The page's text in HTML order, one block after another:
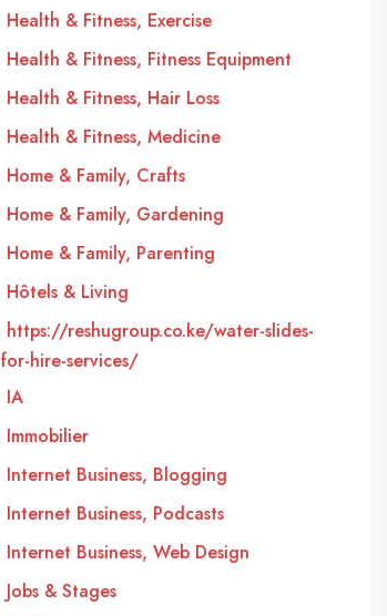
Health & Fitness, Exercise
Health & Fitness, Fitness Equipment
Health & Fitness, Hair Loss
Health & Fitness, Medicine
Home & Family, Crafts
Home & Family, Gardening
Home & Family, Parenting
Hôtels & Living
https://reshugroup.co.ke/water-slides-
for-hire-services/
IA
Immobilier
Internet Business, Blogging
Internet Business, Podcasts
Internet Business, Web Design
Jobs & Stages